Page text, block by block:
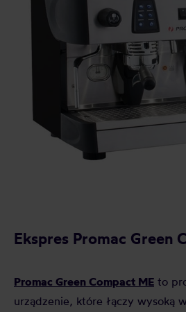
Ekspres Promac Green
Promac Green Compact ME to
urządzenie, które łączy wysoką